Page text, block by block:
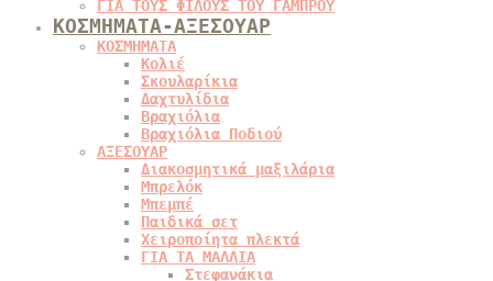
ΓΙΑ ΤΟΥΣ ΦΙΛΟΥΣ ΤΟΥ ΓΑΜΠΡΟΥ
ΚΟΣΜΗΜΑΤΑ-ΑΞΕΣΟΥΑΡ
ΚΟΣΜΗΜΑΤΑ
Κολιέ
Σκουλαρίκια
Δαχτυλίδια
Βραχιόλια
Βραχιόλια Ποδιού
ΑΞΕΣΟΥΑΡ
Διακοσμητικά μαξιλάρια
Μπρελόκ
Μπεμπέ
Παιδικά σετ
Χειροποίητα πλεκτά
ΓΙΑ ΤΑ ΜΑΛΛΙΑ
Στεφανάκια